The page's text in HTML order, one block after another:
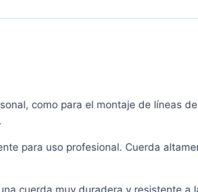
como para el montaje de líneas
para uso profesional. Cuerda
cuerda muy duradera y resistente a